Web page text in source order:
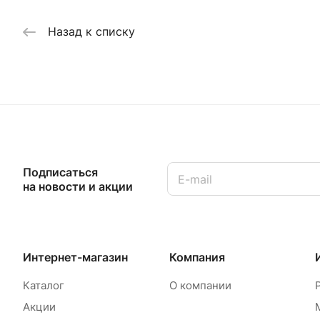
Назад к списку
Подписаться
на новости и акции
Интернет-магазин
Каталог
Акции
Компания
О компании